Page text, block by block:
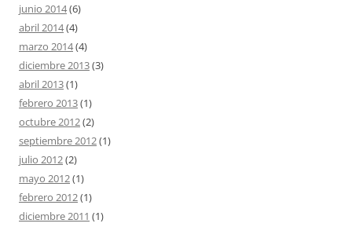
junio 2014(6)
abril 2014(4)
marzo 2014(4)
diciembre 2013(3)
abril 2013(1)
febrero 2013(1)
octubre 2012(2)
septiembre 2012(1)
julio 2012(2)
mayo 2012(1)
febrero 2012(1)
diciembre 2011 (1)